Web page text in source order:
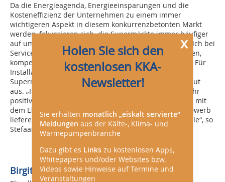
Da die Energieagenda, Energieeinsparungen und die
Kosteneffizienz der Unternehmen zu einem immer
wichtigeren Aspekt in diesem konkurrenzbetonten Markt
werden, fokussieren sich die Supermärkte immer häufiger
auf umfassende Reglerpakete. Gleichzeitig holen sie sich bei
Serviceintegratoren, wie beispielsweise Fieuw in Belgien,
kompetenten Rat und das umfassende Know-how ein. Für
Installateure, die umfangreiche Regellösungen für
Supermärkte anbieten können, sehen die Prognosen gut
aus. „Für unser Unternehmen sehe ich der Zukunft sehr
positiv entgegen. Mir ist klar, dass ich meinen Kunden mit
dem Eliwell-Reglerpaket erhebliche Vorteile im Wettbewerb
liefere und damit nahezu all ihre Anforderungen erfülle“, so
Stefaan Bostyn von Fieuw.
Birgit Teubner,
x
Holen Sie sich den
kostenlosen KKA-
Newsletter!
Sie erhalten monatlich „eiskalt servierte“
Meldungen aus der Kälte-, Klima- und
Wärmepumpenbranche
Dazu gibt es Links zu kostenlosen Apps,
Whitepapers und/oder Websites bzw.
Videos sowie Hinweise auf Termine und
Veranstaltungen